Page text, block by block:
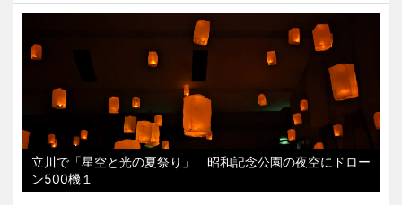
立川で「星空と光の夏祭り」 昭和記念公園の夜空にドロー
ン500機１